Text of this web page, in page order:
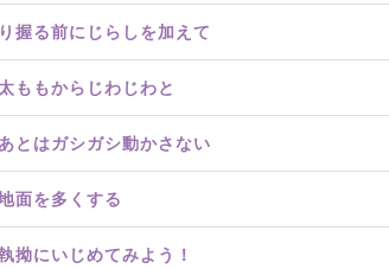
握る前にじらしを加えて
ももからじわじわと
とはガシガシ動かさない
面を多くする
拗にいじめてみよう！